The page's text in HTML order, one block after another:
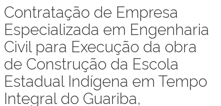
Contratação de Empresa
Especializada em Engenharia
Civil para Execução da obra
de Construção da Escola
Estadual Indígena em Tempo
Integral do Guariba,